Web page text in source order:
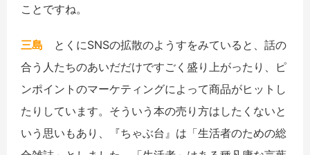
ことですね。
三島 とくにSNSの拡散のようすをみていると、話の
合う人たちのあいだだけですごく盛り上がったり、ピ
ンポイントのマーケティングによって商品がヒットし
たりしています。そういう本の売り方はしたくないと
いう思いもあり、『ちゃぶ台』は「生活者のための総